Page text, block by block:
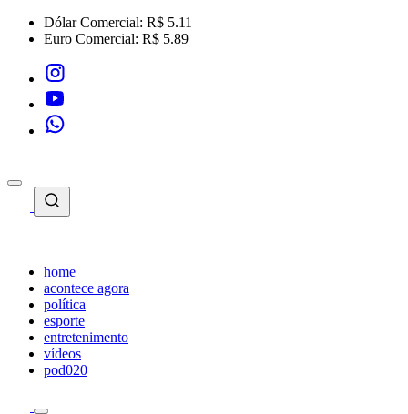
Dólar Comercial: R$ 5.11
Euro Comercial: R$ 5.89
home
acontece agora
política
esporte
entretenimento
vídeos
pod020